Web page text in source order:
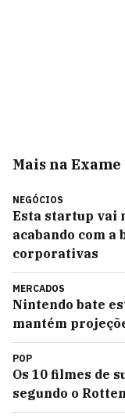
Mais na Exame
NEGÓCIOS
Esta startup vai
acabando com a
corporativas
MERCADOS
Nintendo bate
mantém
POP
Os 10 filmes de
segundo o